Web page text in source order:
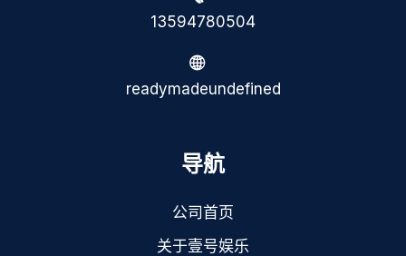
13594780504
readymadeundefined
导航
公司首页
关于壹号娱乐